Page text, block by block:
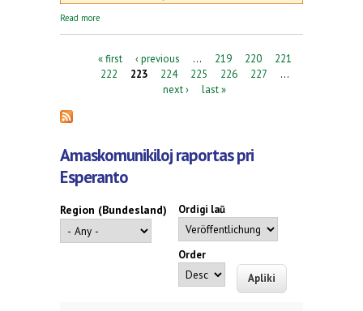
Read more
Pages« first ‹ previous … 219 220
221
222
223 224 225 226 227
…
next ›
last »
Amaskomunikiloj raportas pri
Esperanto
Region (Bundesland) Ordigi laŭ
Order